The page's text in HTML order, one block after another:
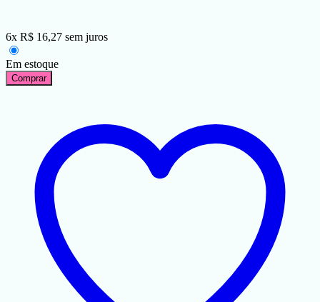
6x R$ 16,27 sem juros
Em estoque
Comprar